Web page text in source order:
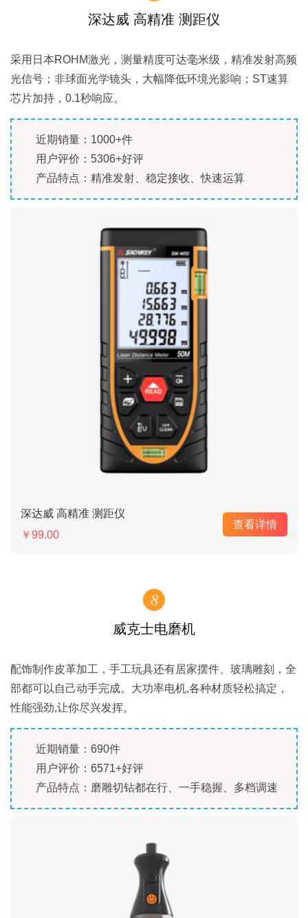
深达威 高精准 测距仪
采用日本ROHM激光，测量精度可达毫米级，精准发射高频
光信号；非球面光学镜头，大幅降低环境光影响；ST速算
芯片加持，0.1秒响应。
近期销量：1000+件
用户评价：5306+好评
产品特点：精准发射、稳定接收、快速运算
深达威 高精准 测距仪
￥99.00
查看详情
8
威克士电磨机
配饰制作皮革加工，手工玩具还有居家摆件、玻璃雕刻，全
部都可以自己动手完成。大功率电机,各种材质轻松搞定，
性能强劲,让你尽兴发挥。
近期销量：690件
用户评价：6571+好评
产品特点：磨雕切钻都在行、一手稳握、多档调速